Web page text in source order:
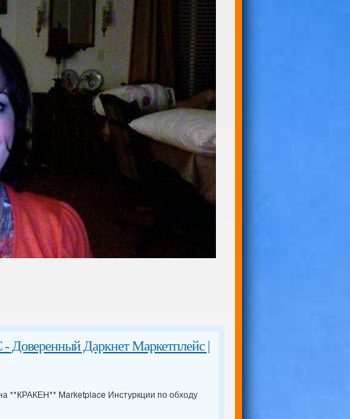
Даркнет Маркетплейс |
**КРАКЕН** Marketplace Инстуркции по обходу